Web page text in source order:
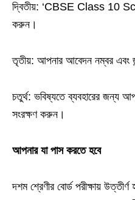
দ্বিতীয়: ‘CBSE Class 10
করুন।
তৃতীয়: আপনার আবেদন নম্বর এবং
চতুর্থ: ভবিষ্যতে ব্যবহারের জন্য
সংরক্ষণ করুন।
আপনার যা পাস করতে হবে
দশম শ্রেণীর বোর্ড পরীক্ষায় উত্তীর্ণ